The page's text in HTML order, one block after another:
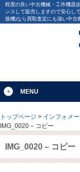
程度の良い中古機械・工作機器(
ンスして販売しますので安心し
接機)なら買取査定にも強い中古
MENU
トップページ > インフォメ
IMG_0020 – コピー
IMG_0020 – コピー